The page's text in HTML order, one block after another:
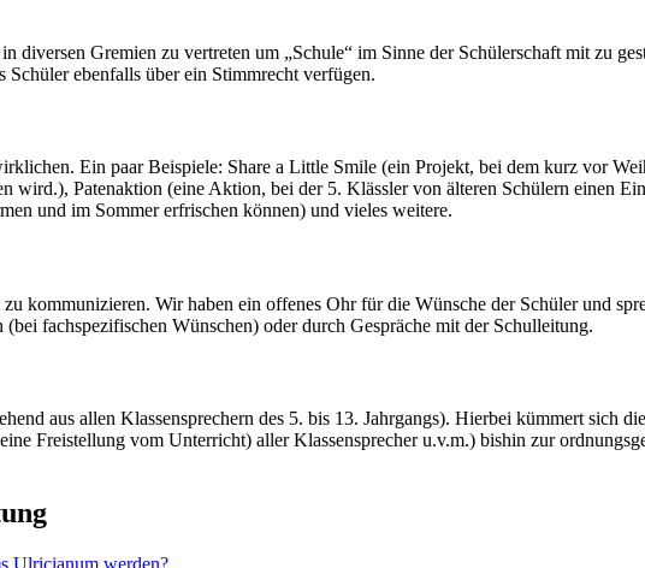
diversen Gremien zu vertreten um „Schule“ im Sinne der Schülerschaft mit zu
ebenfalls über ein Stimmrecht verfügen.
Ein paar Beispiele: Share a Little Smile (ein Projekt, bei dem kurz vor
wird.), Patenaktion (eine Aktion, bei der 5. Klässler von älteren Schülern einen
und im Sommer erfrischen können) und vieles weitere.
kommunizieren. Wir haben ein offenes Ohr für die Wünsche der Schüler und
fachspezifischen Wünschen) oder durch Gespräche mit der Schulleitung.
aus allen Klassensprechern des 5. bis 13. Jahrgangs). Hierbei kümmert sich
Freistellung vom Unterricht) aller Klassensprecher u.v.m.) bishin zur
Ulricianum werden?